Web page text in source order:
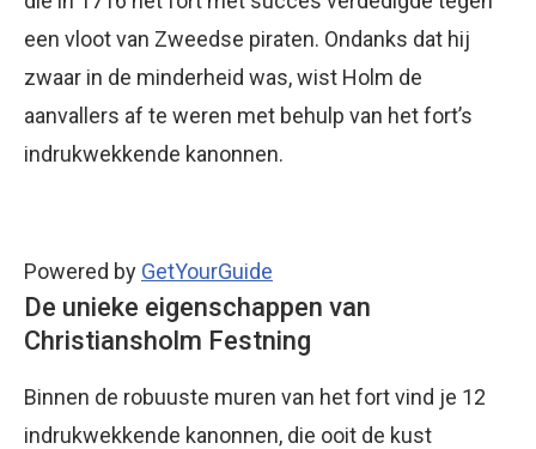
een vloot van Zweedse piraten. Ondanks dat hij
zwaar in de minderheid was, wist Holm de
aanvallers af te weren met behulp van het fort’s
indrukwekkende kanonnen.
Powered by GetYourGuide
De unieke eigenschappen van
Christiansholm Festning
Binnen de robuuste muren van het fort vind je 12
indrukwekkende kanonnen, die ooit de kust